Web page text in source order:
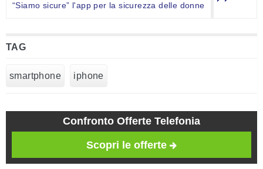
“Siamo sicure” l'app per la sicurezza delle donne
TAG
smartphone iphone
Confronto Offerte Telefonia
Scopri le offerte